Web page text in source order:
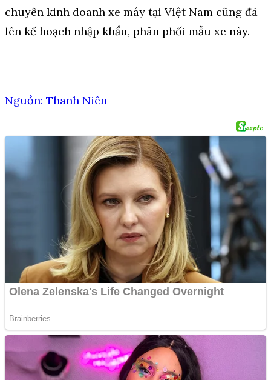
chuyên kinh doanh xe máy tại Việt Nam cũng đã
lên kế hoạch nhập khẩu, phân phối mẫu xe này.
Nguồn: Thanh Niên